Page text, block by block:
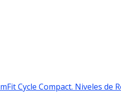
Cycle Compact. Niveles de